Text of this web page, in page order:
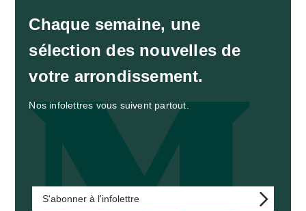
Chaque semaine, une
sélection des nouvelles de
votre arrondissement.
Nos infolettres vous suivent partout.
S'abonner à l'infolettre